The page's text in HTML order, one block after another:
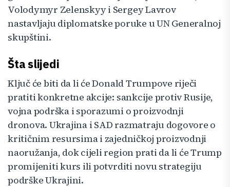
Volodymyr Zelenskyy i Sergey Lavrov
nastavljaju diplomatske poruke u UN Generalnoj
skupštini.
Šta slijedi
Ključ će biti da li će Donald Trumpove riječi
pratiti konkretne akcije: sankcije protiv Rusije,
vojna podrška i sporazumi o proizvodnji
dronova. Ukrajina i SAD razmatraju dogovore o
kritičnim resursima i zajedničkoj proizvodnji
naoružanja, dok cijeli region prati da li će Trump
promijeniti kurs ili potvrditi novu strategiju
podrške Ukrajini.